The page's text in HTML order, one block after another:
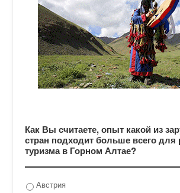
Как Вы считаете, опыт какой из
стран подходит больше всего для
туризма в Горном Алтае?
Австрия